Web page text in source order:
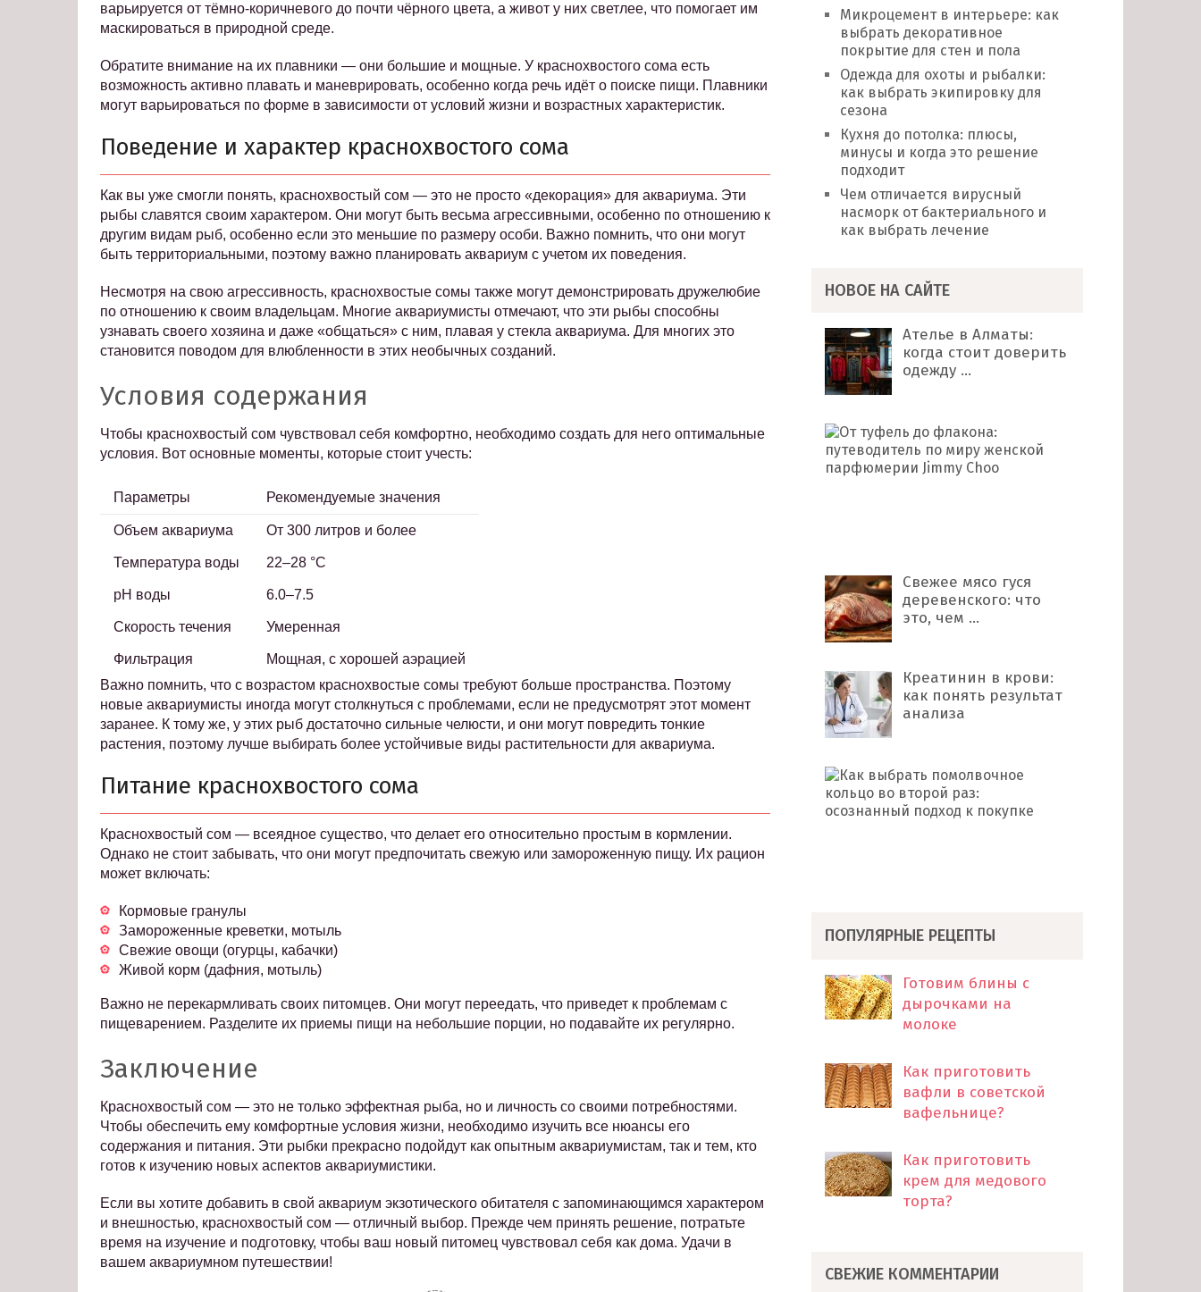
варьируется от тёмно-коричневого до почти чёрного цвета, а живот у них светлее, что помогает им
маскироваться в природной среде.
Обратите внимание на их плавники — они большие и мощные. У краснохвостого сома есть
возможность активно плавать и маневрировать, особенно когда речь идёт о поиске пищи. Плавники
могут варьироваться по форме в зависимости от условий жизни и возрастных характеристик.
Поведение и характер краснохвостого сома
Как вы уже смогли понять, краснохвостый сом — это не просто «декорация» для аквариума. Эти
рыбы славятся своим характером. Они могут быть весьма агрессивными, особенно по отношению к
другим видам рыб, особенно если это меньшие по размеру особи. Важно помнить, что они могут
быть территориальными, поэтому важно планировать аквариум с учетом их поведения.
Несмотря на свою агрессивность, краснохвостые сомы также могут демонстрировать дружелюбие
по отношению к своим владельцам. Многие аквариумисты отмечают, что эти рыбы способны
узнавать своего хозяина и даже «общаться» с ним, плавая у стекла аквариума. Для многих это
становится поводом для влюбленности в этих необычных созданий.
Условия содержания
Чтобы краснохвостый сом чувствовал себя комфортно, необходимо создать для него оптимальные
условия. Вот основные моменты, которые стоит учесть:
Параметры Рекомендуемые значения
Объем аквариума От 300 литров и более
Температура воды 22–28 °C
pH воды 6.0–7.5
Скорость течения Умеренная
Фильтрация
Мощная, с хорошей аэрацией
Важно помнить, что с возрастом краснохвостые сомы требуют больше пространства. Поэтому
новые аквариумисты иногда могут столкнуться с проблемами, если не предусмотрят этот момент
заранее. К тому же, у этих рыб достаточно сильные челюсти, и они могут повредить тонкие
растения, поэтому лучше выбирать более устойчивые виды растительности для аквариума.
Питание краснохвостого сома
Краснохвостый сом — всеядное существо, что делает его относительно простым в кормлении.
Однако не стоит забывать, что они могут предпочитать свежую или замороженную пищу. Их рацион
может включать:
Кормовые гранулы
Замороженные креветки, мотыль
Свежие овощи (огурцы, кабачки)
Живой корм (дафния, мотыль)
Важно не перекармливать своих питомцев. Они могут переедать, что приведет к проблемам с
пищеварением. Разделите их приемы пищи на небольшие порции, но подавайте их регулярно.
Заключение
Краснохвостый сом — это не только эффектная рыба, но и личность со своими потребностями.
Чтобы обеспечить ему комфортные условия жизни, необходимо изучить все нюансы его
содержания и питания. Эти рыбки прекрасно подойдут как опытным аквариумистам, так и тем, кто
готов к изучению новых аспектов аквариумистики.
Если вы хотите добавить в свой аквариум экзотического обитателя с запоминающимся характером
и внешностью, краснохвостый сом — отличный выбор. Прежде чем принять решение, потратьте
время на изучение и подготовку, чтобы ваш новый питомец чувствовал себя как дома. Удачи в
вашем аквариумном путешествии!
Микроцемент в интерьере: как
выбрать декоративное
покрытие для стен и пола
Одежда для охоты и рыбалки:
как выбрать экипировку для
сезона
Кухня до потолка: плюсы,
минусы и когда это решение
подходит
Чем отличается вирусный
насморк от бактериального и
как выбрать лечение
НОВОЕ НА САЙТЕ
Ателье в Алматы:
когда стоит доверить
одежду …
Свежее мясо гуся
деревенского: что
это, чем …
Креатинин в крови:
как понять результат
анализа
ПОПУЛЯРНЫЕ РЕЦЕПТЫ
Готовим блины с
дырочками на
молоке
Как приготовить
вафли в советской
вафельнице?
Как приготовить
крем для медового
торта?
СВЕЖИЕ КОММЕНТАРИИ